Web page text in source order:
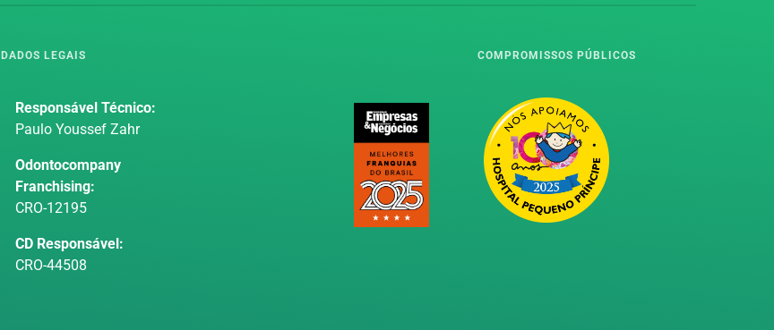
DADOS LEGAIS
Responsável Técnico:
Paulo Youssef Zahr
Odontocompany
Franchising:
CRO-12195
CD Responsável:
CRO-44508
COMPROMISSOS PÚBLICOS